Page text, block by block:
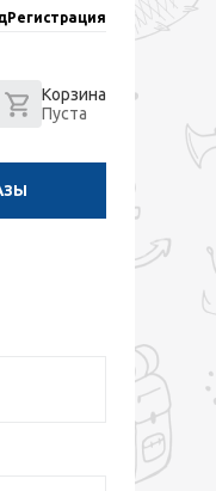
Регистрация
Корзина
Пуста